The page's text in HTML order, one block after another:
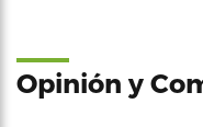
Opinión y